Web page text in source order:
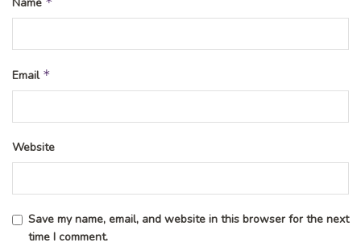
Email *
Website
Save my name, email, and website in this browser for the next
time I comment.